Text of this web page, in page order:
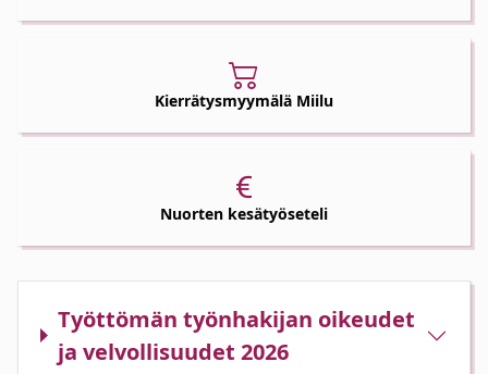
Kierrätysmyymälä Miilu
Nuorten kesätyöseteli
Työttömän työnhakijan oikeudet
ja velvollisuudet 2026